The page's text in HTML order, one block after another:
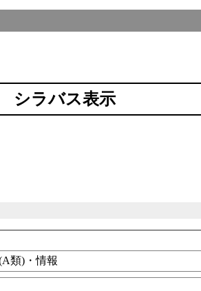
シラバス表示
類)・情報